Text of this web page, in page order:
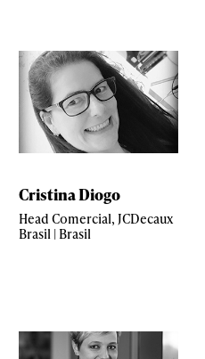
Cristina Diogo
Head Comercial, JCDecaux
Brasil | Brasil